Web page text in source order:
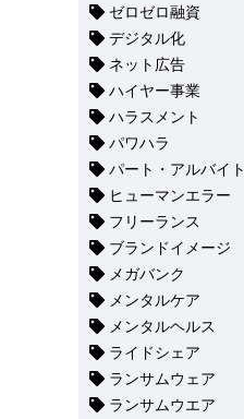
ゼロゼロ融資
デジタル化
ネット広告
ハイヤー事業
ハラスメント
パワハラ
パート・アルバイト
ヒューマンエラー
フリーランス
ブランドイメージ
メガバンク
メンタルケア
メンタルヘルス
ライドシェア
ランサムウェア
ランサムウエア